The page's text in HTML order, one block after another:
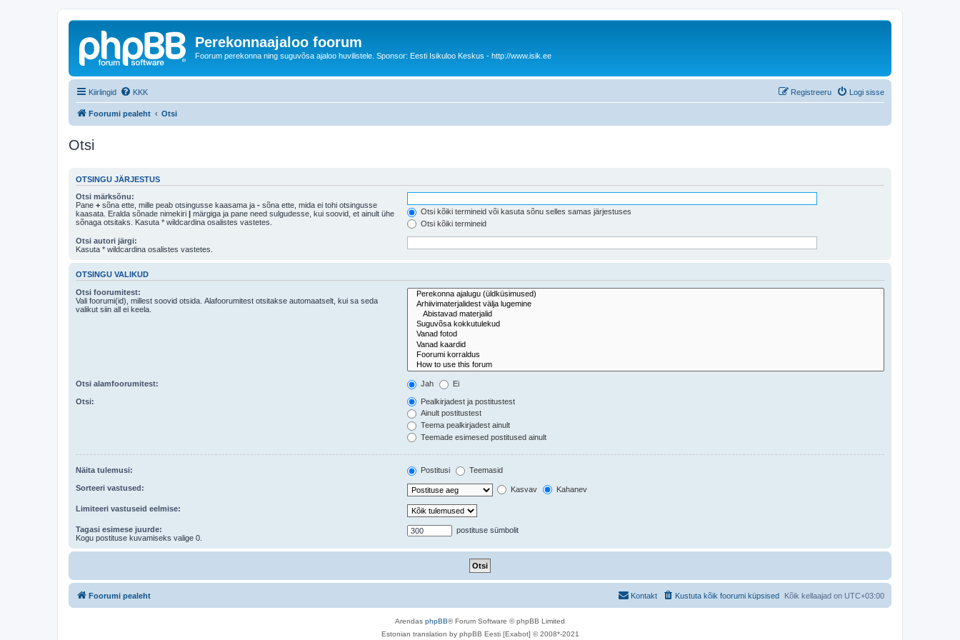
Perekonnaajaloo foorum
Foorum perekonna ning suguvõsa ajaloo huvilistele. Sponsor: Eesti Isikuloo Keskus - http://www.isik.ee
Kiirlingid KKK Logi sisse
Registreeru
Foorumi pealeht Otsi
Otsi
OTSINGU JÄRJESTUS
Otsi märksõnu:
Pane + sõna ette, mille peab otsingusse kaasama ja - sõna ette, mida ei tohi otsingusse
kaasata. Eralda sõnade nimekiri | märgiga ja pane need sulgudesse, kui soovid, et ainult ühe
sõnaga otsitaks. Kasuta * wildcardina osalistes vastetes.
Otsi kõiki termineid või kasuta sõnu selles samas järjestuses
Otsi kõiki termineid
Otsi autori järgi:
Kasuta * wildcardina osalistes vastetes.
OTSINGU VALIKUD
Otsi foorumitest:
Vali foorumi(id), millest soovid otsida. Alafoorumitest otsitakse automaatselt, kui sa seda
valikut siin all ei keela.
Otsi alamfoorumitest: Jah Ei
Otsi:
Pealkirjadest ja postitustest
Ainult postitustest
Teema pealkirjadest ainult
Teemade esimesed postitused ainult
Näita tulemusi: Postitusi Teemasid
Sorteeri vastused: Kasvav Kahanev
Limiteeri vastuseid eelmise:
Tagasi esimese juurde:
Kogu postituse kuvamiseks valige 0.
postituse sümbolit
Foorumi pealeht Kõik kellaajad on UTC+03:00
Kustuta kõik foorumi küpsised
Kontakt
Arendas phpBB® Forum Software © phpBB Limited
Estonian translation by phpBB Eesti [Exabot] © 2008*-2021